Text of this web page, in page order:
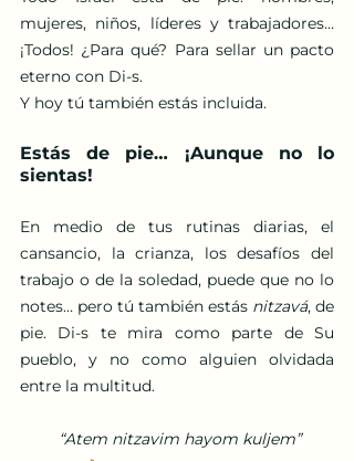
mujeres, niños, líderes y trabajadores…
¡Todos! ¿Para qué? Para sellar un pacto
eterno con Di-s.
Y hoy tú también estás incluida.
Estás de pie… ¡Aunque no lo
sientas!
En medio de tus rutinas diarias, el
cansancio, la crianza, los desafíos del
trabajo o de la soledad, puede que no lo
notes… pero tú también estás nitzavá, de
pie. Di-s te mira como parte de Su
pueblo, y no como alguien olvidada
entre la multitud.
“Atem nitzavim hayom kuljem”